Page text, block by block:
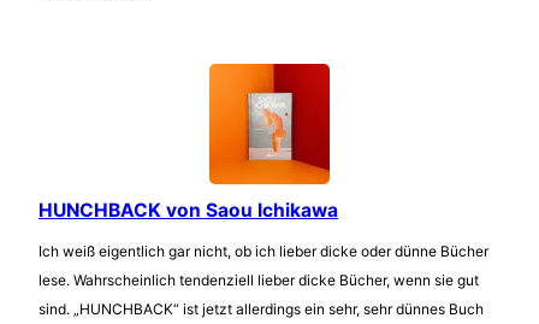
HUNCHBACK von Saou Ichikawa
Ich weiß eigentlich gar nicht, ob ich lieber dicke oder dünne Bücher
lese. Wahrscheinlich tendenziell lieber dicke Bücher, wenn sie gut
sind. „HUNCHBACK“ ist jetzt allerdings ein sehr, sehr dünnes Buch